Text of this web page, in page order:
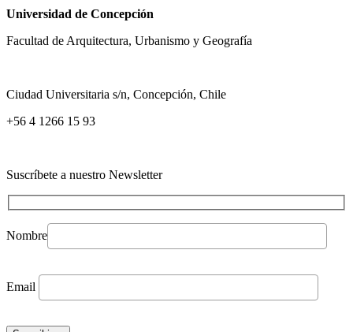
Universidad de Concepción
Facultad de Arquitectura, Urbanismo y Geografía
Ciudad Universitaria s/n, Concepción, Chile
+56 4 1266 15 93
Suscríbete a nuestro Newsletter
Nombre
Email